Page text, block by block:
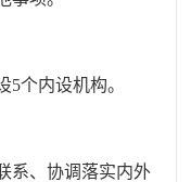
5个内设机构。
系、协调落实内外